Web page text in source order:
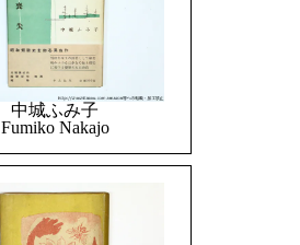
中城ふみ子
Fumiko Nakajo